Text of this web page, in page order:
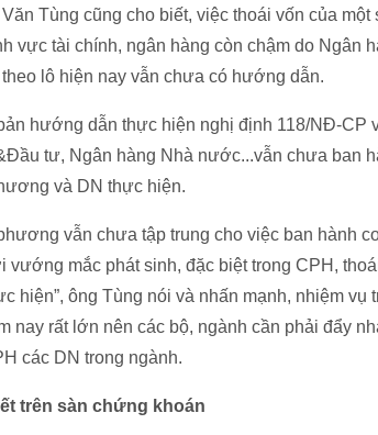
Tùng cũng cho biết, việc thoái vốn của
vực tài chính, ngân hàng còn chậm do Ngân
lô hiện nay vẫn chưa có hướng dẫn.
hướng dẫn thực hiện nghị định 118/NĐ-CP
tư, Ngân hàng Nhà nước...vẫn chưa ban
và DN thực hiện.
vẫn chưa tập trung cho việc ban hành
vướng mắc phát sinh, đặc biệt trong CPH,
hiện”, ông Tùng nói và nhấn mạnh, nhiệm
nay rất lớn nên các bộ, ngành cần phải đẩy
các DN trong ngành.
trên sàn chứng khoán